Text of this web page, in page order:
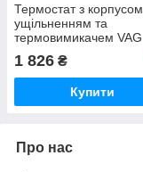
Термостат з корпусом,
ущільненням та
термовимикачем VAG
UA51
1 826 ₴
Купити
Про нас